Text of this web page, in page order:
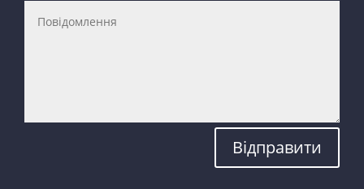
Відправити